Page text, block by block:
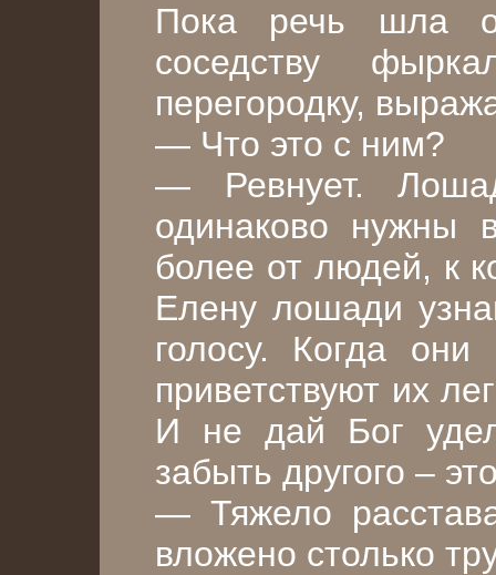
Пока речь шла
соседству
перегородку,
— Что это с ним?
— Ревнует.
одинаково нужны
более от людей, к
Елену лошади
голосу. Когда
приветствуют их
И не дай Бог
забыть другого –
— Тяжело
вложено столько